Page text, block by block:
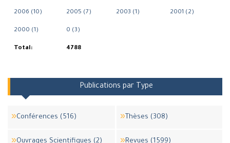
2006 (10) 2005 (7) 2003 (1) 2001 (2)
2000 (1) 0 (3)
Total: 4788
Publications par Type
Conférences (516) Thèses (308)
Ouvrages Scientifiques (2) Revues (1599)